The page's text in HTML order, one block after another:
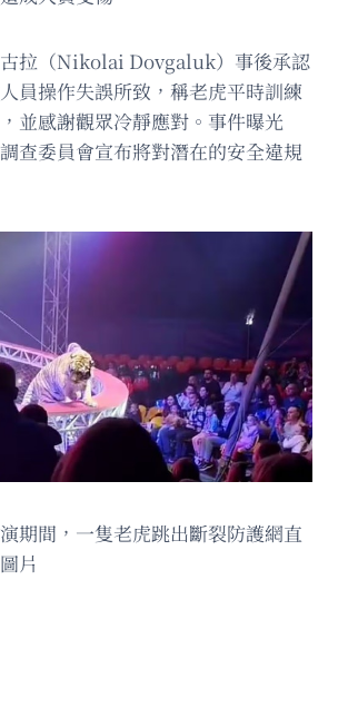
拉（Nikolai Dovgaluk）事後承認
員操作失誤所致，稱老虎平時訓練
並感謝觀眾冷靜應對。事件曝光
查委員會宣布將對潛在的安全違規
期間，一隻老虎跳出斷裂防護網直
片